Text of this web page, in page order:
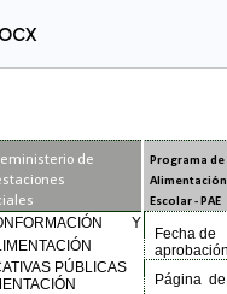
de
Programa de
Alimentación
Escolar - PAE
Y
Fecha de
PÚBLICAS
Página